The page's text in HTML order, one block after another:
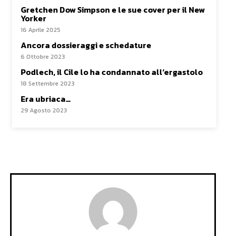
Gretchen Dow Simpson e le sue cover per il New
Yorker
16 Aprile 2025
Ancora dossieraggi e schedature
6 Ottobre 2023
Podlech, il Cile lo ha condannato all’ergastolo
18 Settembre 2023
Era ubriaca…
29 Agosto 2023